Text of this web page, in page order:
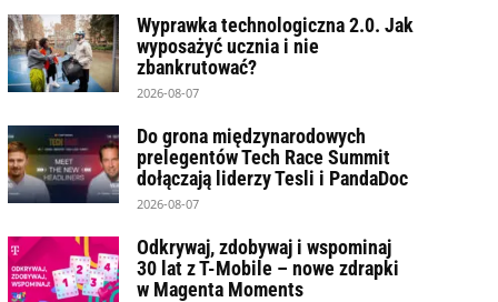
Wyprawka technologiczna 2.0. Jak
wyposażyć ucznia i nie
zbankrutować?
2026-08-07
Do grona międzynarodowych
prelegentów Tech Race Summit
dołączają liderzy Tesli i PandaDoc
2026-08-07
Odkrywaj, zdobywaj i wspominaj
30 lat z T-Mobile – nowe zdrapki
w Magenta Moments